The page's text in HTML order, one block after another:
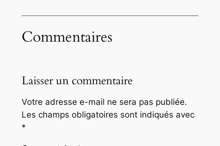
Commentaires
Laisser un commentaire
Votre adresse e-mail ne sera pas publiée.
Les champs obligatoires sont indiqués avec
*